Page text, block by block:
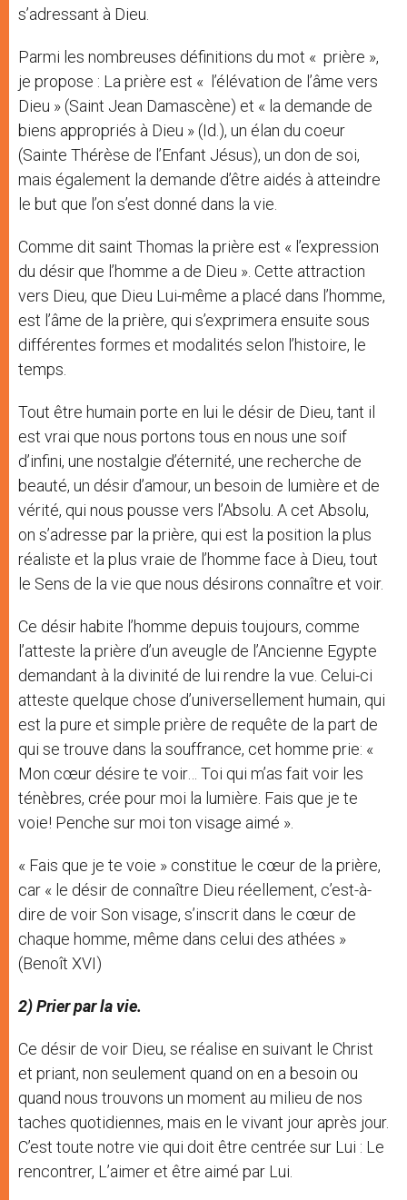
s’adressant à Dieu.
Parmi les nombreuses définitions du mot « prière »,
je propose : La prière est « l’élévation de l’âme vers
Dieu » (Saint Jean Damascène) et « la demande de
biens appropriés à Dieu » (Id.), un élan du coeur
(Sainte Thérèse de l’Enfant Jésus), un don de soi,
mais également la demande d’être aidés à atteindre
le but que l’on s’est donné dans la vie.
Comme dit saint Thomas la prière est « l’expression
du désir que l’homme a de Dieu ». Cette attraction
vers Dieu, que Dieu Lui-même a placé dans l’homme,
est l’âme de la prière, qui s’exprimera ensuite sous
différentes formes et modalités selon l’histoire, le
temps.
Tout être humain porte en lui le désir de Dieu, tant il
est vrai que nous portons tous en nous une soif
d’infini, une nostalgie d’éternité, une recherche de
beauté, un désir d’amour, un besoin de lumière et de
vérité, qui nous pousse vers l’Absolu. A cet Absolu,
on s’adresse par la prière, qui est la position la plus
réaliste et la plus vraie de l’homme face à Dieu, tout
le Sens de la vie que nous désirons connaître et voir.
Ce désir habite l’homme depuis toujours, comme
l’atteste la prière d’un aveugle de l’Ancienne Egypte
demandant à la divinité de lui rendre la vue. Celui-ci
atteste quelque chose d’universellement humain, qui
est la pure et simple prière de requête de la part de
qui se trouve dans la souffrance, cet homme prie: «
Mon cœur désire te voir… Toi qui m’as fait voir les
ténèbres, crée pour moi la lumière. Fais que je te
voie! Penche sur moi ton visage aimé ».
« Fais que je te voie » constitue le cœur de la prière,
car « le désir de connaître Dieu réellement, c’est-à-
dire de voir Son visage, s’inscrit dans le cœur de
chaque homme, même dans celui des athées »
(Benoît XVI)
2) Prier par la vie.
Ce désir de voir Dieu, se réalise en suivant le Christ
et priant, non seulement quand on en a besoin ou
quand nous trouvons un moment au milieu de nos
taches quotidiennes, mais en le vivant jour après jour.
C’est toute notre vie qui doit être centrée sur Lui : Le
rencontrer, L’aimer et être aimé par Lui.